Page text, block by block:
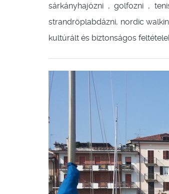
sárkányhajózni , golfozni ,
strandröplabdázni, nordic
kultúrált és biztonságos